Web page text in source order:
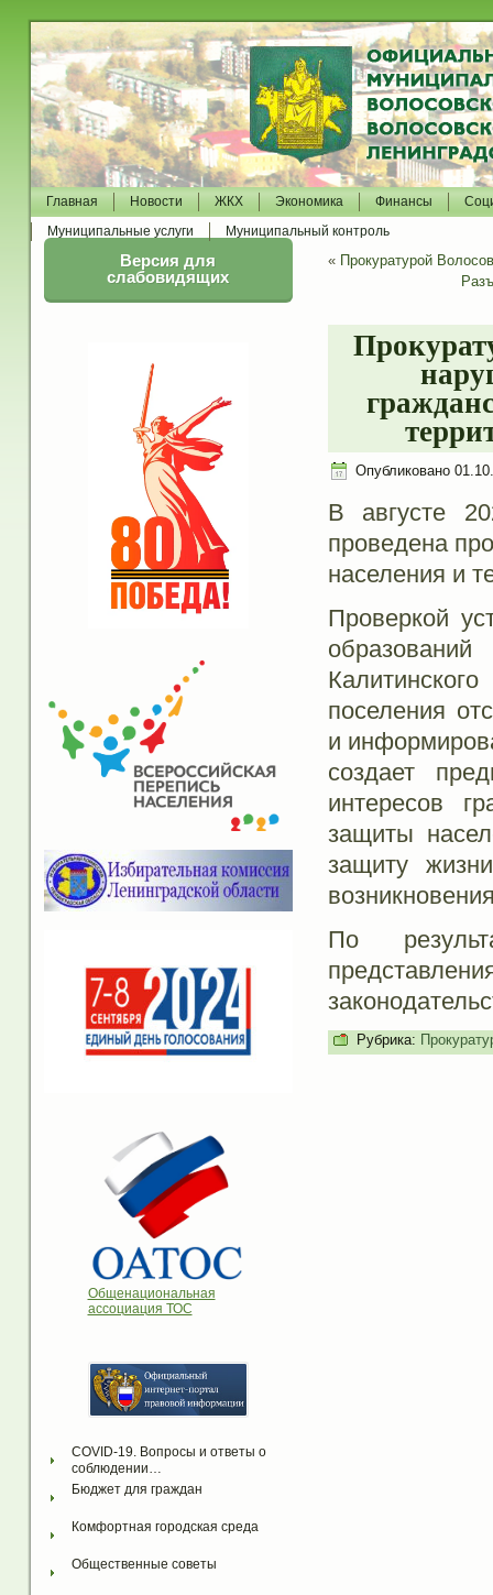
Главная Новости ЖКХ Экономика Финансы
Муниципальные услуги
Муниципальный контроль
Версия для
слабовидящих
Общенациональная
ассоциация ТОС
COVID-19. Вопросы и ответы о
соблюдении…
Бюджет для граждан
Комфортная городская среда
Общественные советы
« Прокуратурой
Опубликовано
В августе
проведена
населения и
Проверкой
поселения
и
создает
интересов
защиты
защиту
По
Рубрика: